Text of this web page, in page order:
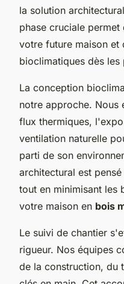
la solution
phase cruciale
votre future maison
bioclimatiques dès
La conception
notre approche. Nous
flux thermiques,
ventilation naturelle
parti de son
architectural est
tout en minimisant les
votre maison en bois
Le suivi de chantier
rigueur. Nos équipes
de la construction, du